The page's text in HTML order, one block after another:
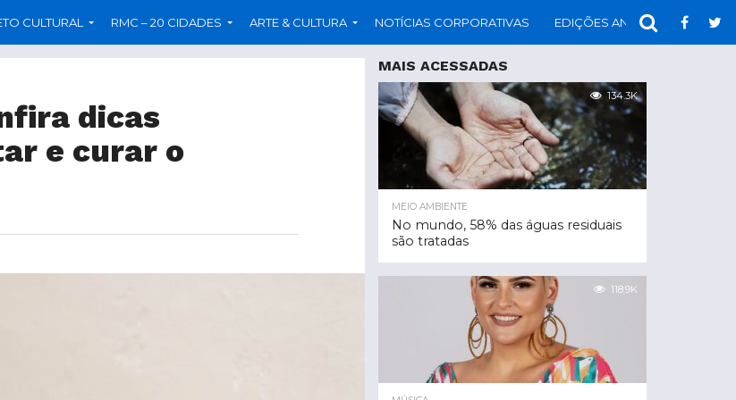
CULTURAL RMC – 20 CIDADES ARTE & CULTURA NOTÍCIAS CORPORATIVAS EDIÇÕES ANTERIORES
dicas
e curar o
MAIS ACESSADAS
134.3K
MEIO AMBIENTE
No mundo, 58% das águas residuais
são tratadas
118.9K